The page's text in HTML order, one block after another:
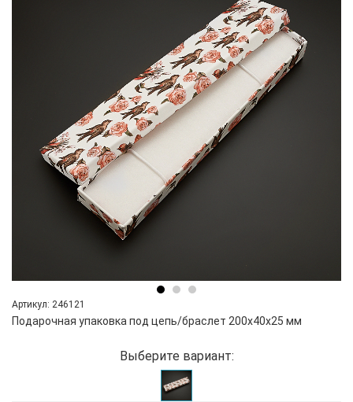
Артикул: 246121
Подарочная упаковка под цепь/браслет 200х40х25 мм
Выберите вариант: